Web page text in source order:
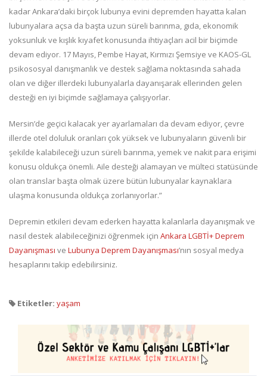
kadar Ankara’daki birçok lubunya evini depremden hayatta kalan
lubunyalara açsa da başta uzun süreli barınma, gıda, ekonomik
yoksunluk ve kışlık kıyafet konusunda ihtiyaçları acil bir biçimde
devam ediyor. 17 Mayıs, Pembe Hayat, Kırmızı Şemsiye ve KAOS-GL
psikososyal danışmanlık ve destek sağlama noktasında sahada
olan ve diğer illerdeki lubunyalarla dayanışarak ellerinden gelen
desteği en iyi biçimde sağlamaya çalışıyorlar.
Mersin’de geçici kalacak yer ayarlamaları da devam ediyor, çevre
illerde otel doluluk oranları çok yüksek ve lubunyaların güvenli bir
şekilde kalabileceği uzun süreli barınma, yemek ve nakit para erişimi
konusu oldukça önemli. Aile desteği alamayan ve mülteci statüsünde
olan translar başta olmak üzere bütün lubunyalar kaynaklara
ulaşma konusunda oldukça zorlanıyorlar.”
Depremin etkileri devam ederken hayatta kalanlarla dayanışmak ve
nasıl destek alabileceğinizi öğrenmek için Ankara LGBTİ+ Deprem
Dayanışması ve Lubunya Deprem Dayanışması’nın sosyal medya
hesaplarını takip edebilirsiniz.
Etiketler: yaşam